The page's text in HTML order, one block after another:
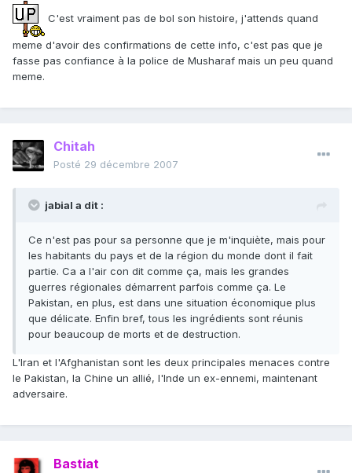
C'est vraiment pas de bol son histoire, j'attends quand
meme d'avoir des confirmations de cette info, c'est pas que je
fasse pas confiance à la police de Musharaf mais un peu quand
meme.
Chitah
Posté 29 décembre 2007
jabial a dit :
Ce n'est pas pour sa personne que je m'inquiète, mais pour
les habitants du pays et de la région du monde dont il fait
partie. Ca a l'air con dit comme ça, mais les grandes
guerres régionales démarrent parfois comme ça. Le
Pakistan, en plus, est dans une situation économique plus
que délicate. Enfin bref, tous les ingrédients sont réunis
pour beaucoup de morts et de destruction.
L'Iran et l'Afghanistan sont les deux principales menaces contre
le Pakistan, la Chine un allié, l'Inde un ex-ennemi, maintenant
adversaire.
Bastiat